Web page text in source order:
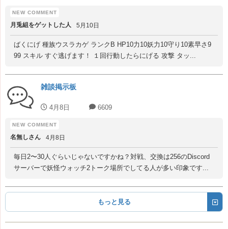
月兎組をゲットした人 5月10日
ばくにげ 種族ウスラカゲ ランクB HP10力10妖力10守り10素早さ9
99 スキル すぐ逃げます！ １回行動したらにげる 攻撃 タッ...
雑談掲示板
4月8日 6609
名無しさん 4月8日
毎日2〜30人ぐらいじゃないですかね？対戦、交換は256のDiscord
サーバーで妖怪ウォッチ2トーク場所でしてる人が多い印象です...
もっと見る